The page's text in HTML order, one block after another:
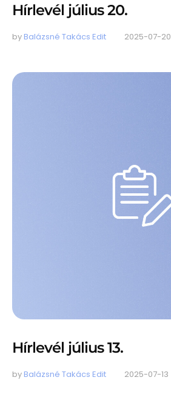
Hírlevél július 20.
by Balázsné Takács Edit 2025-07-20
Hírlevél július 13.
by Balázsné Takács Edit 2025-07-13